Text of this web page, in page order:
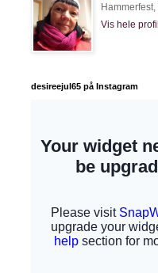
Vis hele
desireejul65 på Instagram